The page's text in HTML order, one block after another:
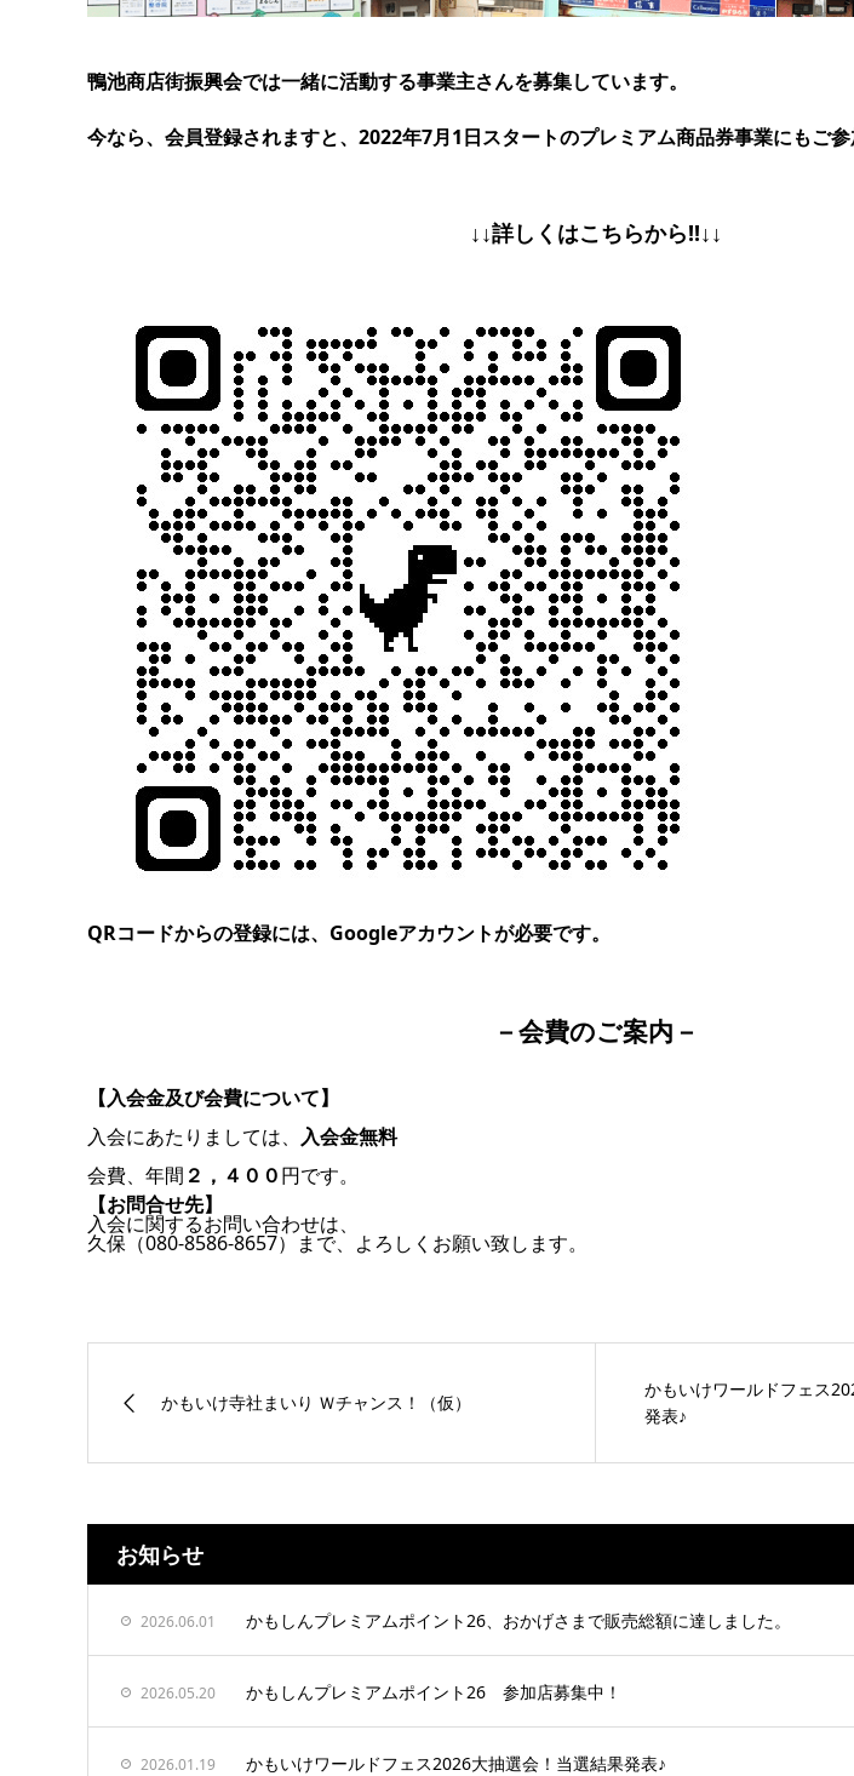
鴨池商店街振興会では一緒に活動する事業主さんを募集しています。
今なら、会員登録されますと、2022年7月1日スタートのプレミアム商品券事業にもご参
↓↓詳しくはこちらから!!↓↓
QRコードからの登録には、Googleアカウントが必要です。
－会費のご案内－
【入会金及び会費について】
入会にあたりましては、 入会金無料
会費、年間 ２，４００円です。
【お問合せ先】
入会に関するお問い合わせは、
久保（080-8586-8657）まで、よろしくお願い致します。
かもいけ寺社まいり Ｗチャンス！（仮）
かもいけワールドフェス
発表♪
お知らせ
2026.06.01 かもしんプレミアムポイント26、おかげさまで販売総額に達しました。
2026.05.20 かもしんプレミアムポイント26 参加店募集中！
2026.01.19 かもいけワールドフェス2026大抽選会！当選結果発表♪